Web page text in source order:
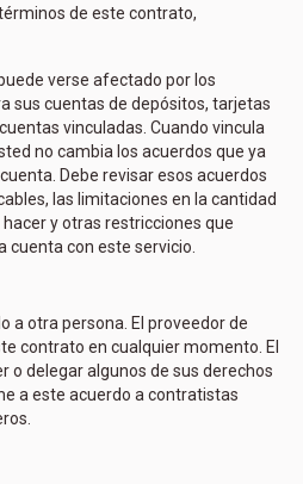
de este contrato,
verse afectado por los
sus cuentas de depósitos, tarjetas
vinculadas. Cuando vincula
no cambia los acuerdos que ya
Debe revisar esos acuerdos
las limitaciones en la cantidad
y otras restricciones que
cuenta con este servicio.
a otra persona. El proveedor de
contrato en cualquier momento. El
o delegar algunos de sus derechos
a este acuerdo a contratistas